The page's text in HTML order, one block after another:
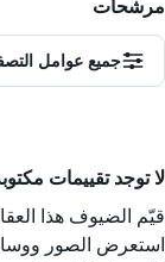
مرشحات
جميع عوامل
لا توجد تقييمات
قيّم الضيوف هذا
استعرض الصور